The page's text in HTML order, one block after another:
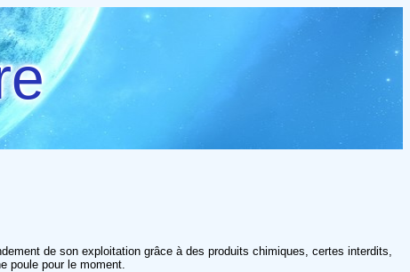
de son exploitation grâce à des produits chimiques, certes interdits,
poule pour le moment.